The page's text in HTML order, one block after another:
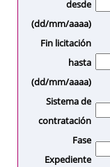
desde
(dd/mm/aaaa)
Fin licitación
hasta
(dd/mm/aaaa)
Sistema de
contratación
Fase
Expediente